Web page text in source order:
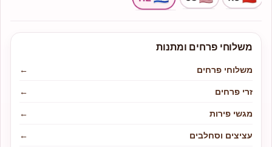
משלוחי פרחים ומתנות
משלוחי פרחים
←
זרי פרחים
←
מגשי פירות
←
עציצים וסחלבים
←